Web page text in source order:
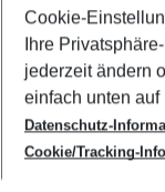
Footer
Über uns
AGB
Cookie-
Cookie-Richtlinie
Datenschutz
Service & Hilfe
Barrierefreies
Check-in
Folgen Sie uns
Cookie-
Ihre
jederzeit ändern
einfach unten auf
Datenschutz-
Cookie/Tracking-